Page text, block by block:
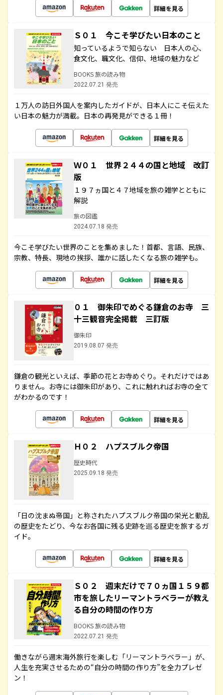
詳細を見る
Ｓ０１ 今こそ学びたい日本のこと
知っているようで知らない 日本人の心、
食文化、職文化、信仰、地域の魅力など
BOOKS 旅の読み物
2022.07.21 発売
１万人の訪日外国人を案内したガイドが、日本人にこそ伝えた
い日本の魅力が満載。日本の再発見ができる１冊！
詳細を見る
Ｗ０１ 世界２４４の国と地域 改訂
版
１９７ヵ国と４７地域を旅の雑学とともに
解説
旅の図鑑
2024.07.18 発売
今こそ学びたい世界のことを集めました！首都、言語、民族、
宗教、特長、現地の挨拶、誰かに話したくなる旅の雑学も。
詳細を見る
０１ 御朱印でめぐる鎌倉のお寺 三
十三観音完全掲載 三訂版
御朱印
2019.08.07 発売
鎌倉の観光といえば、季節の花とお寺めぐり。それだけではあ
りません。お寺には御朱印があり、これに触れればお寺の全て
がわかるのです！
詳細を見る
Ｈ０２ ハプスブルク帝国
歴史時代
2025.09.18 発売
「日の沈まぬ帝国」と称されたハプスブルク帝国の栄光と動乱
の歴史をたどり、今なお各国に残る史跡を巡る歴史を旅するガ
イド。
詳細を見る
Ｓ０２ 週末だけで７０ヵ国１５９都
市を旅したリーマントラベラーが教え
る自分の時間の作り方
BOOKS 旅の読み物
2022.07.21 発売
働きながら週末海外旅行を楽しむ「リーマントラベラー」が、
人生を充実させるための“自分の時間の作り方”を全力プレゼ
ン！